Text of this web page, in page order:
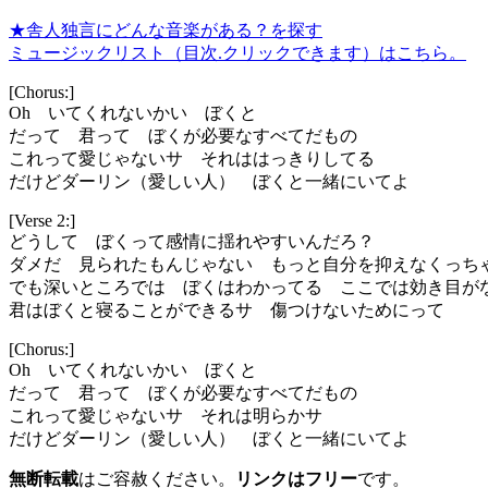
★舎人独言にどんな音楽がある？を探す
ミュージックリスト（目次.クリックできます）はこちら。
[Chorus:]
Oh いてくれないかい ぼくと
だって 君って ぼくが必要なすべてだもの
これって愛じゃないサ それははっきりしてる
だけどダーリン（愛しい人） ぼくと一緒にいてよ
[Verse 2:]
どうして ぼくって感情に揺れやすいんだろ？
ダメだ 見られたもんじゃない もっと自分を抑えなくっち
でも深いところでは ぼくはわかってる ここでは効き目が
君はぼくと寝ることができるサ 傷つけないためにって
[Chorus:]
Oh いてくれないかい ぼくと
だって 君って ぼくが必要なすべてだもの
これって愛じゃないサ それは明らかサ
だけどダーリン（愛しい人） ぼくと一緒にいてよ
無断転載はご容赦ください。 リンクはフリーです。